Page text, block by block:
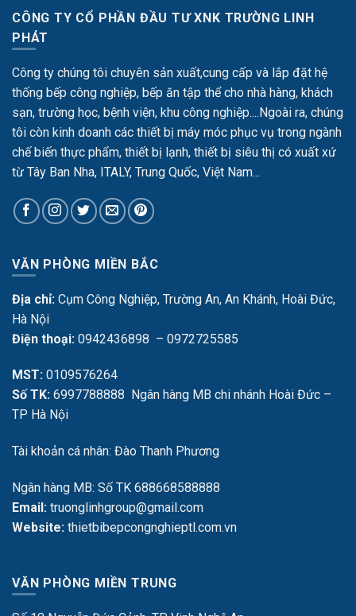
CÔNG TY CỔ PHẦN ĐẦU TƯ XNK TRƯỜNG LINH
PHÁT
Công ty chúng tôi chuyên sản xuất,cung cấp và lắp đặt hệ
thống bếp công nghiệp, bếp ăn tập thể cho nhà hàng, khách
sạn, trường học, bệnh viện, khu công nghiệp....Ngoài ra, chúng
tôi còn kinh doanh các thiết bị máy móc phục vụ trong ngành
chế biến thực phẩm, thiết bị lạnh, thiết bị siêu thị có xuất xứ
từ Tây Ban Nha, ITALY, Trung Quốc, Việt Nam...
VĂN PHÒNG MIỀN BẮC
Địa chỉ: Cụm Công Nghiệp, Trường An, An Khánh, Hoài Đức,
Hà Nội
Điện thoại: 0942436898 – 0972725585
MST: 0109576264
Số TK: 6997788888 Ngân hàng MB chi nhánh Hoài Đức –
TP Hà Nội
Tài khoản cá nhân: Đào Thanh Phương
Ngân hàng MB: Số TK 688668588888
Email: truonglinhgroup@gmail.com
Website: thietbibepcongnghieptl.com.vn
VĂN PHÒNG MIỀN TRUNG